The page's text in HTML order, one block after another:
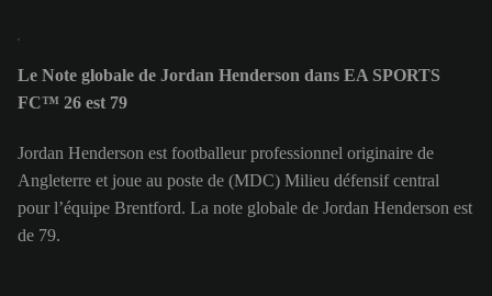
Le Note globale de Jordan Henderson dans EA SPORTS
FC™ 26 est 79
Jordan Henderson est footballeur professionnel originaire de
Angleterre et joue au poste de (MDC) Milieu défensif central
pour l’équipe Brentford. La note globale de Jordan Henderson est
de 79.